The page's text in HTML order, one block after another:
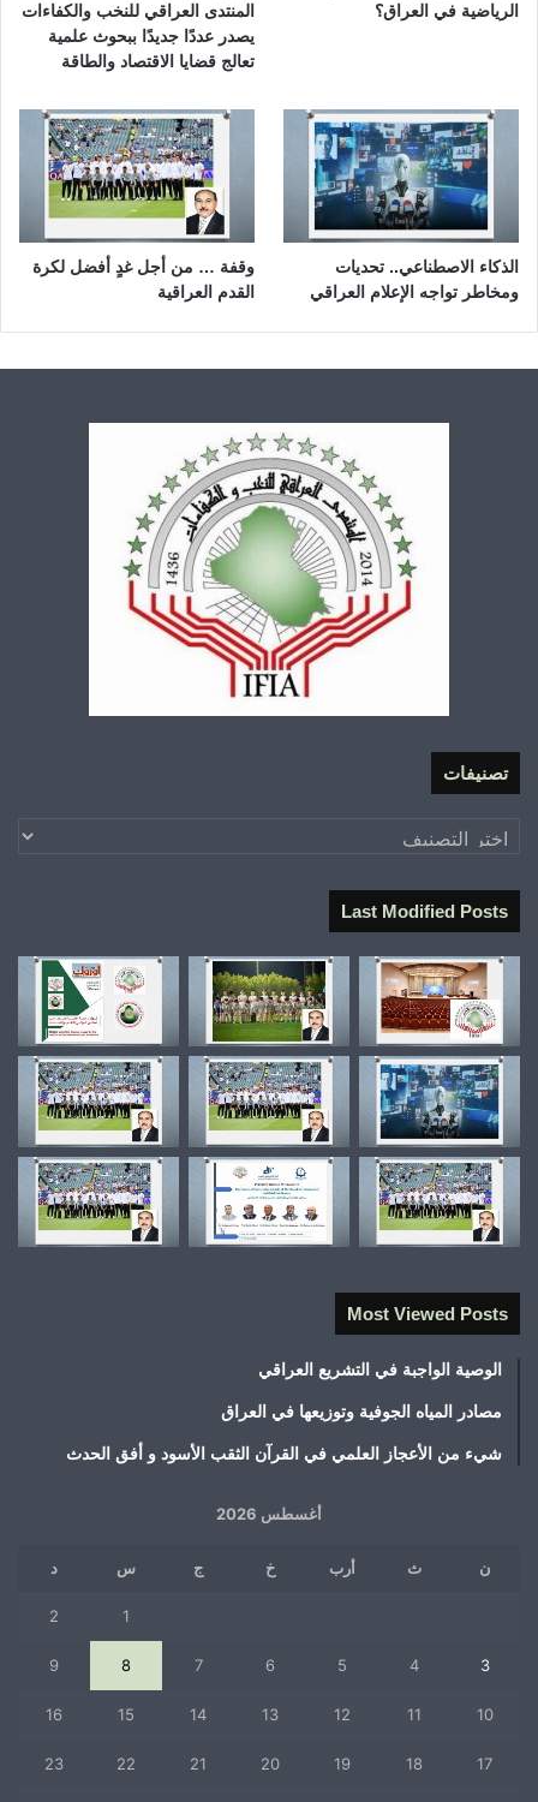
الرياضية في العراق؟
المنتدى العراقي للنخب والكفاءات
يصدر عددًا جديدًا ببحوث علمية
تعالج قضايا الاقتصاد والطاقة
الذكاء الاصطناعي.. تحديات
ومخاطر تواجه الإعلام العراقي
وقفة … من أجل غدٍ أفضل لكرة
القدم العراقية
تصنيفات
تصنيفات
Last Modified Posts
Most Viewed Posts
الوصية الواجبة في التشريع العراقي
مصادر المياه الجوفية وتوزيعها في العراق
شيء من الأعجاز العلمي في القرآن الثقب الأسود و أفق الحدث
أغسطس 2026
ن ث أرب خ ج س د
1
2
3
4
5
6
7
8
9
10
11
12
13
14
15
16
17
18
19
20
21
22
23